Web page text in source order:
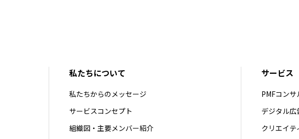
私たちについて
私たちからのメッセージ
サービスコンセプト
組織図・主要メンバー紹介
サービス
PMFコン
デジタル広
クリエイテ